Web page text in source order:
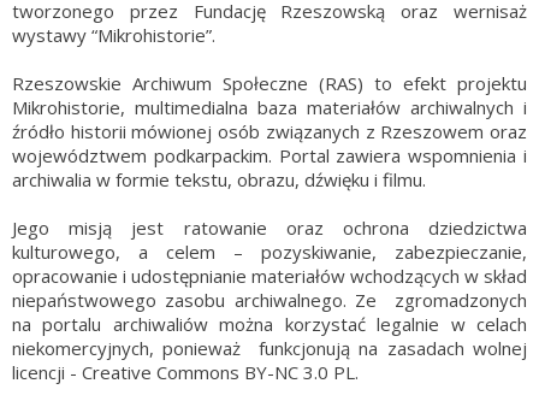
tworzonego przez Fundację Rzeszowską oraz wernisaż
wystawy “Mikrohistorie”.
Rzeszowskie Archiwum Społeczne (RAS) to efekt projektu
Mikrohistorie, multimedialna baza materiałów archiwalnych i
źródło historii mówionej osób związanych z Rzeszowem oraz
województwem podkarpackim. Portal zawiera wspomnienia i
archiwalia w formie tekstu, obrazu, dźwięku i filmu.
Jego misją jest ratowanie oraz ochrona dziedzictwa
kulturowego, a celem – pozyskiwanie, zabezpieczanie,
opracowanie i udostępnianie materiałów wchodzących w skład
niepaństwowego zasobu archiwalnego. Ze zgromadzonych
na portalu archiwaliów można korzystać legalnie w celach
niekomercyjnych, ponieważ funkcjonują na zasadach wolnej
licencji - Creative Commons BY-NC 3.0 PL.